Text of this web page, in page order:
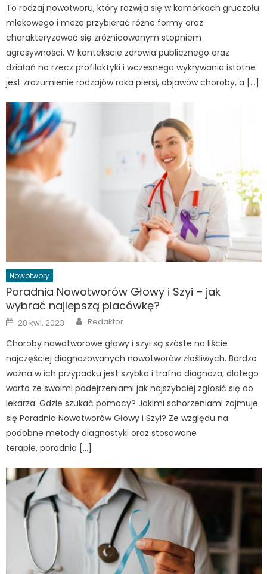
To rodzaj nowotworu, który rozwija się w komórkach gruczołu
mlekowego i może przybierać różne formy oraz
charakteryzować się zróżnicowanym stopniem
agresywności. W kontekście zdrowia publicznego oraz
działań na rzecz profilaktyki i wczesnego wykrywania istotne
jest zrozumienie rodzajów raka piersi, objawów choroby, a […]
Nowotwory
Poradnia Nowotworów Głowy i Szyi – jak
wybrać najlepszą placówkę?
Posted
on
28 kwi, 2023 Author
Redaktor
Choroby nowotworowe głowy i szyi są szóste na liście
najczęściej diagnozowanych nowotworów złośliwych. Bardzo
ważna w ich przypadku jest szybka i trafna diagnoza, dlatego
warto ze swoimi podejrzeniami jak najszybciej zgłosić się do
lekarza. Gdzie szukać pomocy? Jakimi schorzeniami zajmuje
się Poradnia Nowotworów Głowy i Szyi? Ze względu na
podobne metody diagnostyki oraz stosowane
terapie, poradnia […]